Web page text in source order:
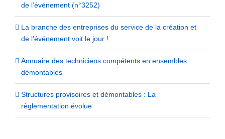
de l’événement (n°3252)
La branche des entreprises du service de la création et
de l’événement voit le jour !
Annuaire des techniciens compétents en ensembles
démontables
Structures provisoires et démontables : La
règlementation évolue